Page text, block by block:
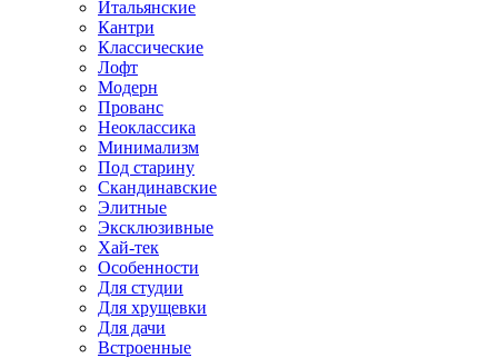
Итальянские
Кантри
Классические
Лофт
Модерн
Прованс
Неоклассика
Минимализм
Под старину
Скандинавские
Элитные
Эксклюзивные
Хай-тек
Особенности
Для студии
Для хрущевки
Для дачи
Встроенные